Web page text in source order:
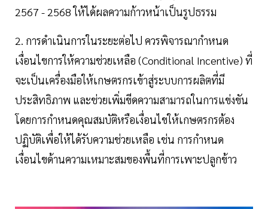
2567 - 2568 ให้ได้ผลความก้าวหน้าเป็นรูปธรรม
2. การดำเนินการในระยะต่อไป ควรพิจารณากำหนด
เงื่อนไขการให้ความช่วยเหลือ (Conditional Incentive) ที่
จะเป็นเครื่องมือให้เกษตรกรเข้าสู่ระบบการผลิตที่มี
ประสิทธิภาพ และช่วยเพิ่มขีดความสามารถในการแข่งขัน
โดยการกำหนดคุณสมบัติหรือเงื่อนไขให้เกษตรกรต้อง
ปฏิบัติเพื่อให้ได้รับความช่วยเหลือ เช่น การกำหนด
เงื่อนไขด้านความเหมาะสมของพื้นที่การเพาะปลูกข้าว